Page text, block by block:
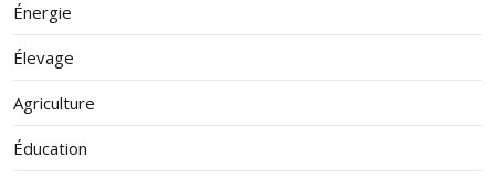
Énergie
Élevage
Agriculture
Éducation